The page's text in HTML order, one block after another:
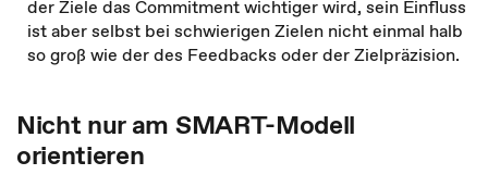
der Ziele das Commitment wichtiger wird, sein Einfluss
ist aber selbst bei schwierigen Zielen nicht einmal halb
so groß wie der des Feedbacks oder der Zielpräzision.
Nicht nur am SMART-Modell
orientieren